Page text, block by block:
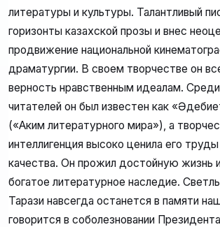
литературы и культуры. Талантливый
горизонты казахской прозы и внес
продвижение национальной
драматургии. В своем творчестве он
верность нравственным идеалам.
читателей он был известен как
(«Аким литературного мира»), а
интеллигенция высоко ценила его
качества. Он прожил достойную жизнь
богатое литературное наследие.
Тарази навсегда останется в памяти
говорится в соболезновании